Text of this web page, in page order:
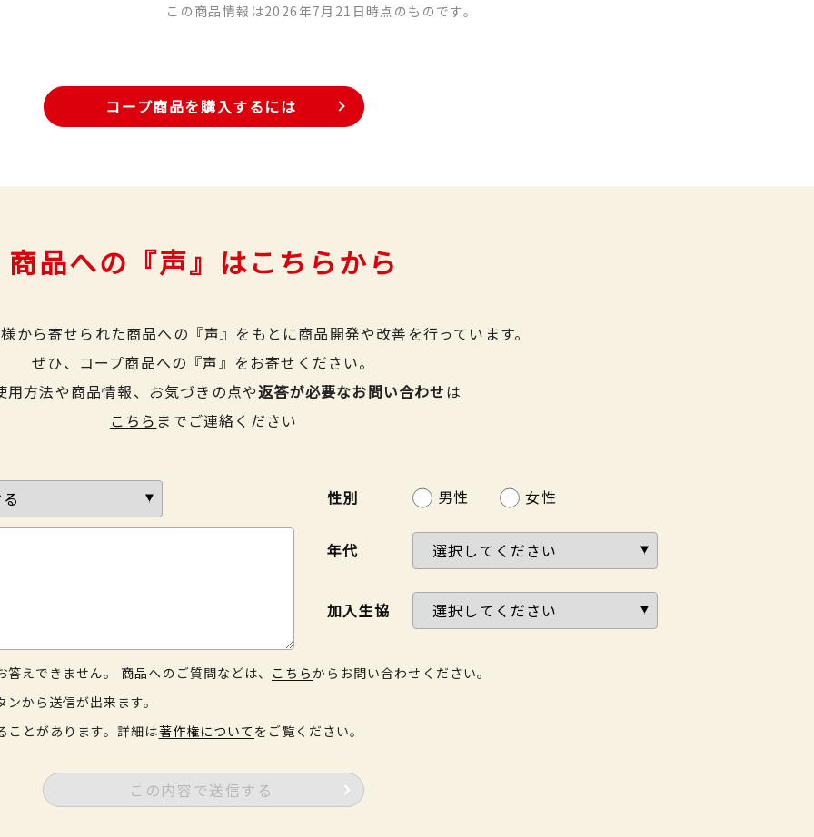
この商品情報は2026年7月21日時点のものです。
コープ商品を購入するには
商品への『声』はこちらから
から寄せられた商品への『声』をもとに商品開発や改善を行っています。
ぜひ、コープ商品への『声』をお寄せください。
用方法や商品情報、お気づきの点や返答が必要なお問い合わせは
こちら までご連絡ください
性別 男性 女性
年代
加入生協
えできません。 商品へのご質問などは、 こちらからお問い合わせください。
から送信が出来ます。
とがあります。詳細は著作権について をご覧ください。
この内容で送信する